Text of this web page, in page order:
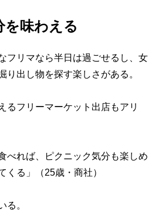
を味わえる
フリマなら半日は過ごせるし、女
出し物を探す楽しさがある。
フリーマーケット出店もアリ
べれば、ピクニック気分も楽しめ
る」（25歳・商社）
。